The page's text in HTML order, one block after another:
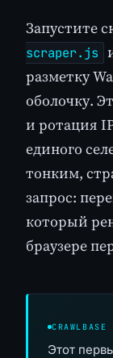
Запустите
scraper.js
разметку
оболочку.
и ротация
единого
тонким,
запрос:
который
браузере
CRAWLBASE
Этот